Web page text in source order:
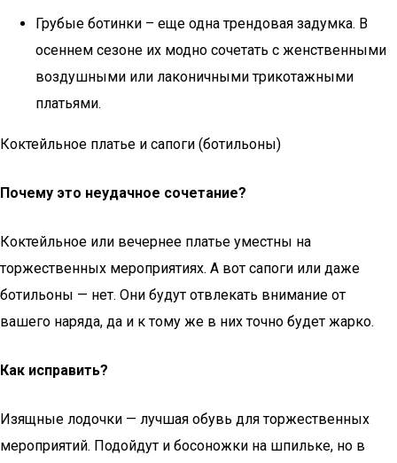
Грубые ботинки – еще одна трендовая задумка. В
осеннем сезоне их модно сочетать с женственными
воздушными или лаконичными трикотажными
платьями.
Коктейльное платье и сапоги (ботильоны)
Почему это неудачное сочетание?
Коктейльное или вечернее платье уместны на
торжественных мероприятиях. А вот сапоги или даже
ботильоны — нет. Они будут отвлекать внимание от
вашего наряда, да и к тому же в них точно будет жарко.
Как исправить?
Изящные лодочки — лучшая обувь для торжественных
мероприятий. Подойдут и босоножки на шпильке, но в